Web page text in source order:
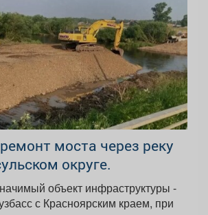
моста через реку
округе.
объект инфраструктуры -
с Красноярским краем, при